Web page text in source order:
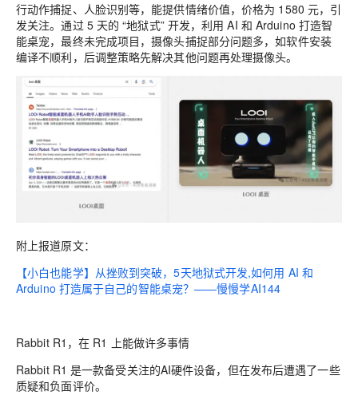
行动作捕捉、人脸识别等，能提供情绪价值，价格为 1580 元，引
发关注。通过 5 天的 “地狱式” 开发，利用 AI 和 Arduino 打造智
能桌宠，最终未完成项目，摄像头捕捉部分问题多，如软件安装
编译不顺利，后调整策略先解决其他问题再处理摄像头。
附上报道原文：
【小白也能学】从挫败到突破，5天地狱式开发,如何用 AI 和
Arduino 打造属于自己的智能桌宠？——慢慢学AI144
Rabbit R1，在 R1 上能做许多事情
Rabbit R1 是一款备受关注的AI硬件设备，但在发布后遭遇了一些
质疑和负面评价。